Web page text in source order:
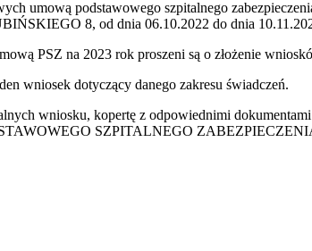
umową podstawowego szpitalnego
8, od dnia 06.10.2022 do dnia
PSZ na 2023 rok proszeni są o złożenie
wniosek dotyczący danego zakresu świadczeń.
wniosku, kopertę z odpowiednimi
SZPITALNEGO